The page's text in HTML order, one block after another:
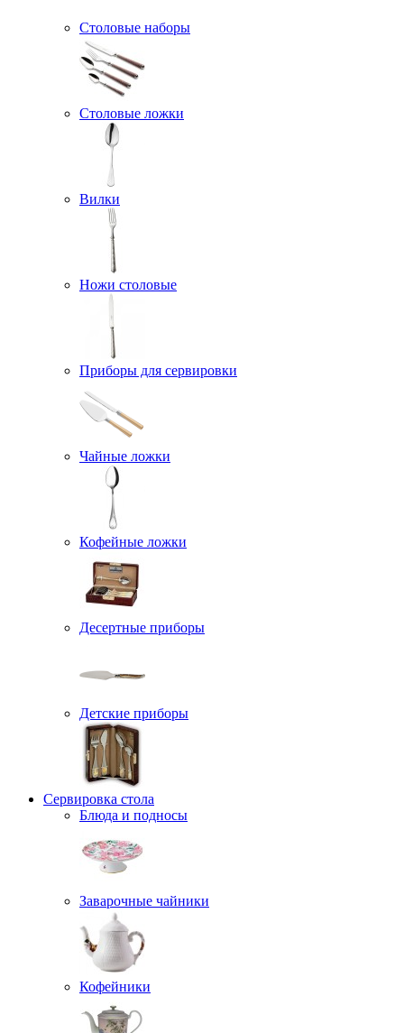
Столовые наборы
Столовые ложки
Вилки
Ножи столовые
Приборы для сервировки
Чайные ложки
Кофейные ложки
Десертные приборы
Детские приборы
Сервировка стола
Блюда и подносы
Заварочные чайники
Кофейники